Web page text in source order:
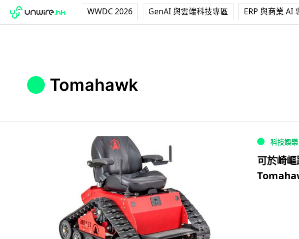
WWDC 2026 GenAI 與雲端科技專區 ERP 與商業 AI
Tomahawk
科技娛樂
可於崎